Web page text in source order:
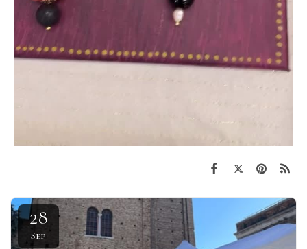
28
Sep